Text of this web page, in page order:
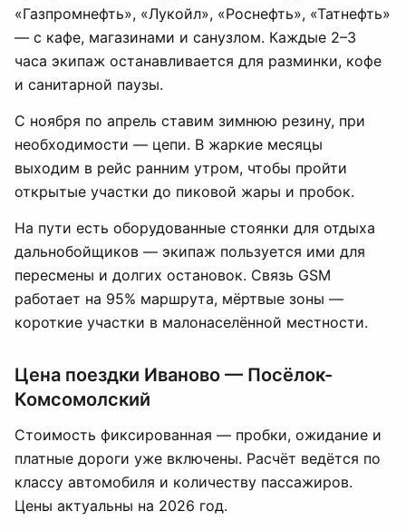
«Газпромнефть», «Лукойл», «Роснефть», «Татнефть»
— с кафе, магазинами и санузлом. Каждые 2–3
часа экипаж останавливается для разминки, кофе
и санитарной паузы.
С ноября по апрель ставим зимнюю резину, при
необходимости — цепи. В жаркие месяцы
выходим в рейс ранним утром, чтобы пройти
открытые участки до пиковой жары и пробок.
На пути есть оборудованные стоянки для отдыха
дальнобойщиков — экипаж пользуется ими для
пересмены и долгих остановок. Связь GSM
работает на 95% маршрута, мёртвые зоны —
короткие участки в малонаселённой местности.
Цена поездки Иваново — Посёлок-
Комсомолский
Стоимость фиксированная — пробки, ожидание и
платные дороги уже включены. Расчёт ведётся по
классу автомобиля и количеству пассажиров.
Цены актуальны на 2026 год.